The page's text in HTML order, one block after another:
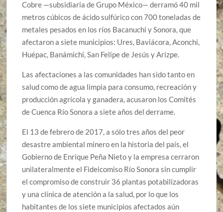
Cobre —subsidiaria de Grupo México— derramó 40 mil
metros cúbicos de ácido sulfúrico con 700 toneladas de
metales pesados en los ríos Bacanuchi y Sonora, que
afectaron a siete municipios: Ures, Baviácora, Aconchi,
Huépac, Banámichi, San Felipe de Jesús y Arizpe.
Las afectaciones a las comunidades han sido tanto en
salud como de agua limpia para consumo, recreación y
producción agrícola y ganadera, acusaron los Comités
de Cuenca Río Sonora a siete años del derrame.
El 13 de febrero de 2017, a sólo tres años del peor
desastre ambiental minero en la historia del país, el
Gobierno de Enrique Peña Nieto y la empresa cerraron
unilateralmente el Fideicomiso Río Sonora sin cumplir
el compromiso de construir 36 plantas potabilizadoras
y una clínica de atención a la salud, por lo que los
habitantes de los siete municipios afectados aún